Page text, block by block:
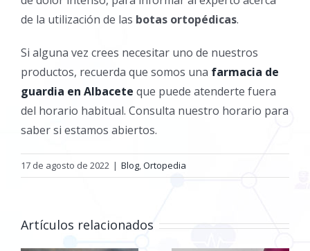
de la utilización de las botas ortopédicas.
Si alguna vez crees necesitar uno de nuestros
productos, recuerda que somos una farmacia de
guardia en Albacete que puede atenderte fuera
del horario habitual. Consulta nuestro horario para
saber si estamos abiertos.
17 de agosto de 2022 | Blog,Ortopedia
Artículos relacionados